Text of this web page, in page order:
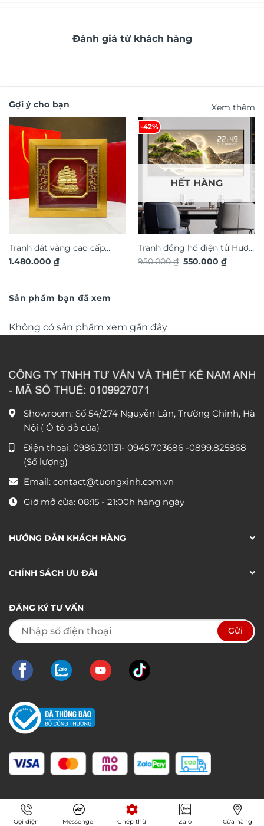
Đánh giá từ khách hàng
Gợi ý cho bạn Xem thêm
Tranh dát vàng cao cấp
thuận buồm xuôi gió TDV18
1.480.000 ₫
-42%
HẾT HÀNG
Tranh đồng hồ điện tử Hươu
Tài Lộc TG4925S
950.000₫ Giá
550.000₫Giá
Sản phẩm bạn đã xem
Không có sản phẩm xem gần đây
Showroom: Số 54/274 Nguyễn Lân, Trường Chinh, Hà
Nội ( Ô tô đỗ cửa)
Điện thoại: 0986.301131- 0945.703686 -0899.825868
(Số lượng)
Email: contact@tuongxinh.com.vn
Giờ mở cửa: 08:15 - 21:00h hàng ngày
HƯỚNG DẪN KHÁCH HÀNG
CHÍNH SÁCH ƯU ĐÃI
ĐĂNG KÝ TƯ VẤN
Gọi điện Messenger Ghép thử Zalo Cửa hàng